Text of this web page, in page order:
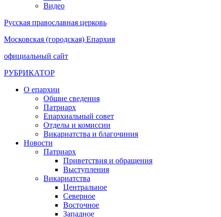
Видео
Русская православная церковь
Московская (городская) Епархия
официальный сайт
РУБРИКАТОР
О епархии
Общие сведения
Патриарх
Епархиальный совет
Отделы и комиссии
Викариатства и благочиния
Новости
Патриарх
Приветствия и обращения
Выступления
Викариатства
Центральное
Северное
Восточное
Западное